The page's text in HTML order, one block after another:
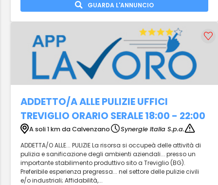
GUARDA L'ANNUNCIO
ADDETTO/A ALLE PULIZIE UFFICI
TREVIGLIO ORARIO SERALE 18:00 - 22:00
A soli 1 km da Calvenzano
Synergie Italia S.p.a.
ADDETTA/O ALLE... PULIZIE La risorsa si occupeà delle attività di
pulizia e sanificazione degli ambienti aziendali... presso un
importante stabilimento produttivo sito a Treviglio (BG).
Preferibile esperienza pregressa... nel settore delle pulizie civili
e/o industriali; Affidabilità,...